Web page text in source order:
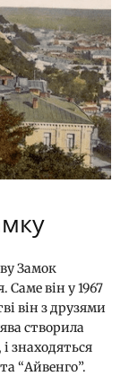
Замок
Саме він у 1967
він з друзями
створила
знаходяться
“Айвенго”.